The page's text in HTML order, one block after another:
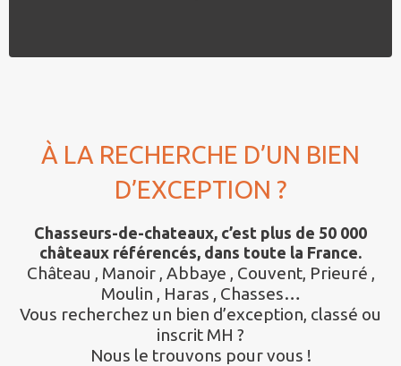
À LA RECHERCHE D’UN BIEN
D’EXCEPTION ?
Chasseurs-de-chateaux, c’est plus de 50 000
châteaux référencés, dans toute la France.
Château , Manoir , Abbaye , Couvent, Prieuré ,
Moulin , Haras , Chasses…
Vous recherchez un bien d’exception, classé ou
inscrit MH ?
Nous le trouvons pour vous !